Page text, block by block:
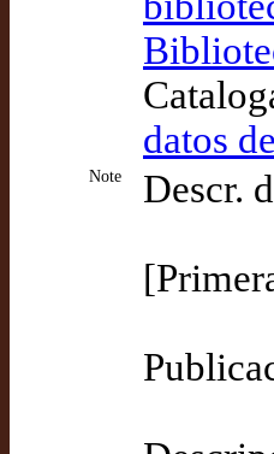
datos
Note Descr.